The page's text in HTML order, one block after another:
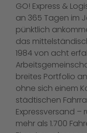
GO! Express &
an 365 Tagen im
pünktlich
das
1984 von acht
breites Portfolio
ohne sich einem
städtischen
Expressversand –
mehr als 1.700